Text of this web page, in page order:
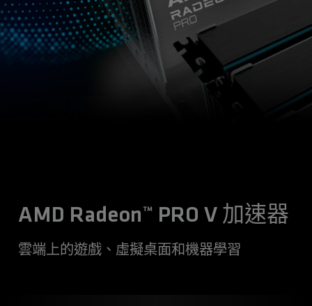
‌AMD Radeon™ PRO V 加速器
雲端上的遊戲、虛擬桌面和機器學習